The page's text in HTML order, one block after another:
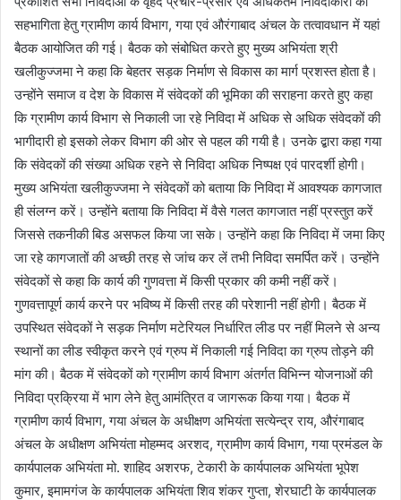
सहभागिता हेतु ग्रामीण कार्य विभाग, गया एवं औरंगाबाद अंचल के तत्वावधान में यहां
बैठक आयोजित की गई। बैठक को संबोधित करते हुए मुख्य अभियंता श्री
खलीकुज्जमा ने कहा कि बेहतर सड़क निर्माण से विकास का मार्ग प्रशस्त होता है।
उन्होंने समाज व देश के विकास में संवेदकों की भूमिका की सराहना करते हुए कहा
कि ग्रामीण कार्य विभाग से निकाली जा रहे निविदा में अधिक से अधिक संवेदकों की
भागीदारी हो इसको लेकर विभाग की ओर से पहल की गयी है। उनके द्बारा कहा गया
कि संवेदकों की संख्या अधिक रहने से निविदा अधिक निष्पक्ष एवं पारदर्शी होगी।
मुख्य अभियंता खलीकुज्जमा ने संवेदकों को बताया कि निविदा में आवश्यक कागजात
ही संलग्न करें। उन्होंने बताया कि निविदा में वैसे गलत कागजात नहीं प्रस्तुत करें
जिससे तकनीकी बिड असफल किया जा सके। उन्होंने कहा कि निविदा में जमा किए
जा रहे कागजातों की अच्छी तरह से जांच कर लें तभी निविदा समर्पित करें। उन्होंने
संवेदकों से कहा कि कार्य की गुणवत्ता में किसी प्रकार की कमी नहीं करें।
गुणवत्तापूर्ण कार्य करने पर भविष्य में किसी तरह की परेशानी नहीं होगी। बैठक में
उपस्थित संवेदकों ने सड़क निर्माण मटेरियल निर्धारित लीड पर नहीं मिलने से अन्य
स्थानों का लीड स्वीकृत करने एवं ग्रुप में निकाली गई निविदा का ग्रुप तोड़ने की
मांग की। बैठक में संवेदकों को ग्रामीण कार्य विभाग अंतर्गत विभिन्न योजनाओं की
निविदा प्रक्रिया में भाग लेने हेतु आमंत्रित व जागरूक किया गया। बैठक में
ग्रामीण कार्य विभाग, गया अंचल के अधीक्षण अभियंता सत्येन्द्र राय, औरंगाबाद
अंचल के अधीक्षण अभियंता मोहम्मद अरशद, ग्रामीण कार्य विभाग, गया प्रमंडल के
कार्यपालक अभियंता मो. शाहिद अशरफ, टेकारी के कार्यपालक अभियंता भूपेश
कुमार, इमामगंज के कार्यपालक अभियंता शिव शंकर गुप्ता, शेरघाटी के कार्यपालक